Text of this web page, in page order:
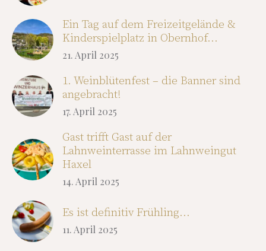
Ein Tag auf dem Freizeitgelände &
Kinderspielplatz in Obernhof…
21. April 2025
1. Weinblütenfest – die Banner sind
angebracht!
17. April 2025
Gast trifft Gast auf der
Lahnweinterrasse im Lahnweingut
Haxel
14. April 2025
Es ist definitiv Frühling…
11. April 2025